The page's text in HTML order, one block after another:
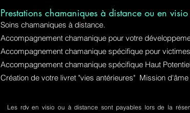
Prestations chamaniques à distance ou en visio
Soins chamaniques à distance.
Accompagnement chamanique pour votre
Accompagnement chamanique spécifique pour
Accompagnement chamanique spécifique Haut
Création de votre livret "vies antérieures" Mission
Les rdv en visio ou à distance sont payables lors de la